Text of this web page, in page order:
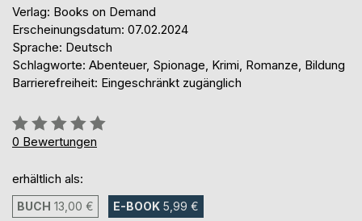
Verlag: Books on Demand
Erscheinungsdatum: 07.02.2024
Sprache: Deutsch
Schlagworte: Abenteuer, Spionage, Krimi, Romanze, Bildung
Barrierefreiheit: Eingeschränkt zugänglich
Bewertung::
0%
0 Bewertungen
erhältlich als:
BUCH 13,00 € E-BOOK 5,99 €